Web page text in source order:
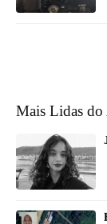
Mais Lidas do